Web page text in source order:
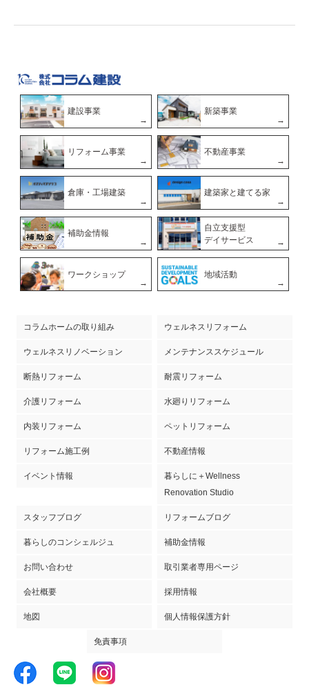
建設事業 新築事業
リフォーム事業 不動産事業
倉庫・工場建築 建築家と建てる家
補助金情報
自立支援型
デイサービス
ワークショップ 地域活動
コラムホームの取り組み ウェルネスリフォーム
ウェルネスリノベーション メンテナンススケジュール
断熱リフォーム 耐震リフォーム
介護リフォーム 水廻りリフォーム
内装リフォーム ペットリフォーム
リフォーム施工例 不動産情報
イベント情報
暮らしに＋Wellness
Renovation Studio
スタッフブログ リフォームブログ
暮らしのコンシェルジュ 補助金情報
お問い合わせ 取引業者専用ページ
会社概要 採用情報
地図 個人情報保護方針
免責事項